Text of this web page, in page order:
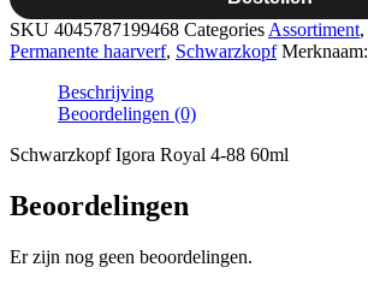
SKU 4045787199468 Categories Assortiment,
Permanente haarverf, Schwarzkopf Merknaam:
Beschrijving
Beoordelingen (0)
Schwarzkopf Igora Royal 4-88 60ml
Beoordelingen
Er zijn nog geen beoordelingen.